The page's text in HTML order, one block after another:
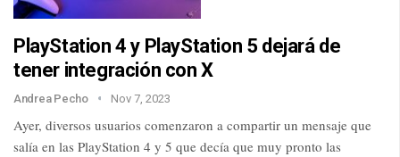
PlayStation 4 y PlayStation 5 dejará de
tener integración con X
Andrea Pecho Nov 7, 2023
Ayer, diversos usuarios comenzaron a compartir un mensaje que
salía en las PlayStation 4 y 5 que decía que muy pronto las